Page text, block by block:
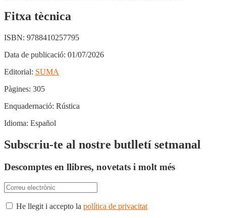
Fitxa tècnica
ISBN: 9788410257795
Data de publicació: 01/07/2026
Editorial: SUMA
Pàgines: 305
Enquadernació: Rústica
Idioma: Español
Subscriu-te al nostre butlletí setmanal
Descomptes en llibres, novetats i molt més
He llegit i accepto la política de privacitat